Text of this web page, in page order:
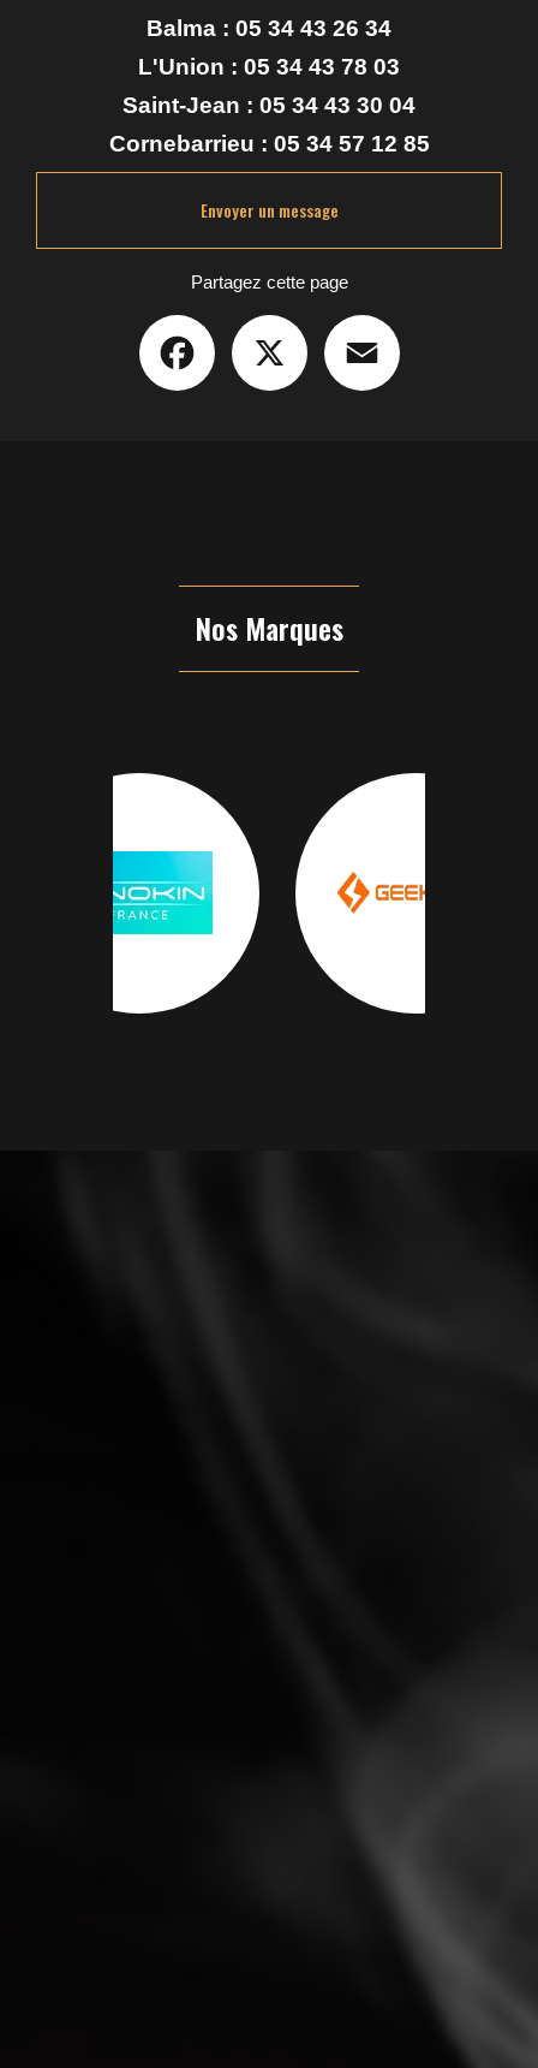
Balma : 05 34 43 26 34
L'Union : 05 34 43 78 03
Saint-Jean : 05 34 43 30 04
Cornebarrieu : 05 34 57 12 85
Envoyer un message
Partagez cette page
Facebook
Nos Marques